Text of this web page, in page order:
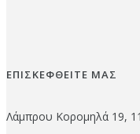
ΕΠΙΣΚΕΦΘΕΙΤΕ ΜΑΣ
Λάμπρου Κορομηλά 19,